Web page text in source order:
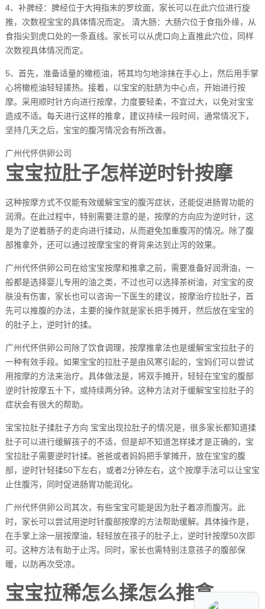
4、补脾经：脾经位于大拇指末的罗纹面，家长可以在此穴位进行旋
推，次数视宝宝的具体情况而定。 清大肠：大肠穴位于食指外缘，从
食指尖到虎口处的一条直线。家长可以从虎口向上直推此穴位，同样
次数视具体情况而定。
5、首先，准备适量的橄榄油，将其均匀地涂抹在手心上，然后用手掌
心将橄榄油轻轻搓热。接着，以宝宝的肚脐为中心点，开始进行按
摩。采用顺时针方向进行按摩，力度要轻柔，不宜过大，以免对宝宝
造成不适。每天进行这样的推拿，建议持续一段时间，通常情况下，
坚持几天之后，宝宝的腹泻情况会有所改善。
广州代怀供卵公司
宝宝拉肚子怎样逆时针按摩
这种按摩方式不仅能有效缓解宝宝的腹泻症状，还能促进肠胃功能的
润滑。在此过程中，特别需要注意的是，按摩的方向应为逆时针，这
是为了逆着肠子的走向进行揉动，从而避免加重腹泻的情况。除了腹
部推拿外，还可以通过按摩宝宝的脊背来达到止泻的效果。
广州代怀供卵公司在给宝宝按摩和推拿之前，需要准备好润滑油，一
般都是选择婴儿专用的油之类，不过也可以选择茶树油，对宝宝的皮
肤没有伤害，家长也可以咨询一下医生的建议，按摩治疗拉肚子，首
先可以推腹的办法，主要的操作就是家长把手摊开，然后放在宝宝的
的肚子上，逆时针的揉。
广州代怀供卵公司除了饮食调理，按摩推拿法也是缓解宝宝拉肚子的
一种有效手段。如果宝宝的拉肚子是由风寒引起的，宝妈们可以尝试
用按摩的方法来治疗。具体做法是，将双手摊开，轻轻在宝宝的腹部
逆时针按摩五十下，或持续两分钟。这种方法对于缓解宝宝拉肚子的
症状会有很大的帮助。
宝宝拉肚子揉肚子方向 宝宝出现拉肚子的情况是，很多家长都知道揉
肚子可以进行缓解孩子的不适，但是却不知道怎样揉才是正确的，宝
宝拉肚子需要逆时针揉。爸爸或者妈妈把手掌摊开，放在宝宝的腹
部，逆时针轻揉50下左右，或者2分钟左右，这个按摩手法可以让宝宝
止住腹泻，同时促进肠胃功能润化。
广州代怀供卵公司其次，有些宝宝可能是因为肚子着凉而腹泻。此
时，家长可以尝试用逆时针腹部按摩的方法帮助缓解。具体操作是，
在手掌上涂一层按摩油，轻轻放在孩子的肚子上，逆时针按摩50次即
可。这种方法有助于止泻。同时，家长也需特别注意孩子的腹部保
暖，以防再次受凉。
宝宝拉稀怎么揉怎么推拿